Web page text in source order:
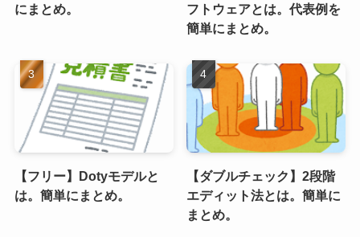
にまとめ。
フトウェアとは。代表例を
簡単にまとめ。
【フリー】Dotyモデルと
は。簡単にまとめ。
【ダブルチェック】2段階
エディット法とは。簡単に
まとめ。